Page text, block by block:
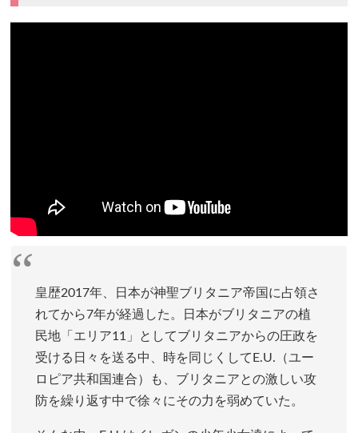
皇歴2017年、日本が神聖ブリタニア帝国に占領さ
れてから7年が経過した。日本がブリタニアの植
民地「エリア11」としてブリタニアからの圧政を
受ける日々を送る中、時を同じくしてE.U.（ユー
ロピア共和国連合）も、ブリタニアとの激しい攻
防を繰り返す中で徐々にその力を弱めていた。